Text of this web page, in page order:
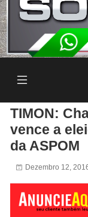
TIMON:
vence a
da ASPOM
Dezembro 12,